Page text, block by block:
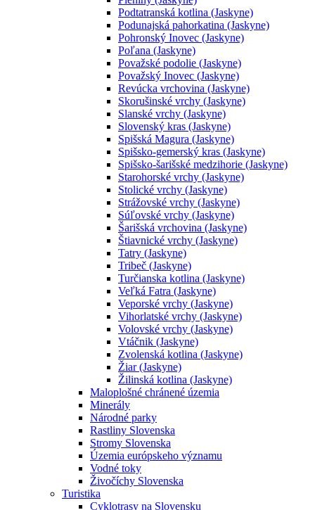
Podtatranská kotlina (Jaskyne)
Podunajská pahorkatina (Jaskyne)
Pohronský Inovec (Jaskyne)
Poľana (Jaskyne)
Považské podolie (Jaskyne)
Považský Inovec (Jaskyne)
Revúcka vrchovina (Jaskyne)
Skorušinské vrchy (Jaskyne)
Slanské vrchy (Jaskyne)
Slovenský kras (Jaskyne)
Spišská Magura (Jaskyne)
Spišsko-gemerský kras (Jaskyne)
Spišsko-šarišské medzihorie (Jaskyne)
Starohorské vrchy (Jaskyne)
Stolické vrchy (Jaskyne)
Strážovské vrchy (Jaskyne)
Súľovské vrchy (Jaskyne)
Šarišská vrchovina (Jaskyne)
Štiavnické vrchy (Jaskyne)
Tatry (Jaskyne)
Tribeč (Jaskyne)
Turčianska kotlina (Jaskyne)
Veľká Fatra (Jaskyne)
Veporské vrchy (Jaskyne)
Vihorlatské vrchy (Jaskyne)
Volovské vrchy (Jaskyne)
Vtáčnik (Jaskyne)
Zvolenská kotlina (Jaskyne)
Žiar (Jaskyne)
Žilinská kotlina (Jaskyne)
Maloplošné chránené územia
Minerály
Národné parky
Rastliny Slovenska
Stromy Slovenska
Územia európskeho významu
Vodné toky
Živočíchy Slovenska
Turistika
Cyklotrasy na Slovensku